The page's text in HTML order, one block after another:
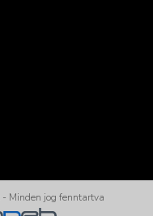
Minden jog fenntartva